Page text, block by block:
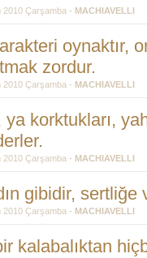
2010 Çarşamba - MACHIAVELLI
oynaktır,
zordur.
2010 Çarşamba - MACHIAVELLI
ya korktukları,
2010 Çarşamba - MACHIAVELLI
gibidir,
2010 Çarşamba - MACHIAVELLI
kalabalıktan